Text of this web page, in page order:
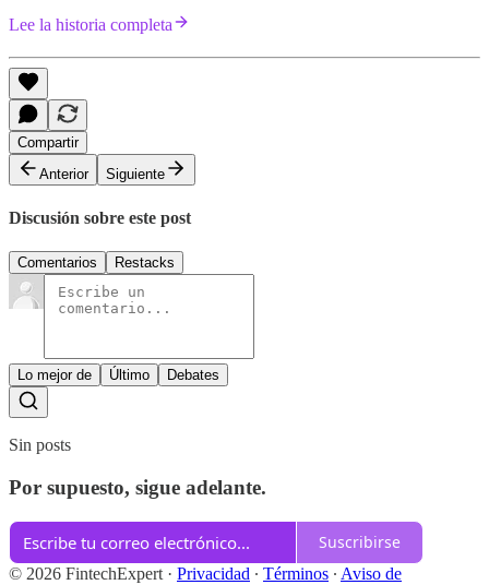
Lee la historia completa
Compartir
Anterior
Siguiente
Discusión sobre este post
Comentarios Restacks
Lo mejor de Último Debates
Sin posts
Por supuesto, sigue adelante.
Suscribirse
© 2026 FintechExpert · Privacidad ∙ Términos ∙ Aviso de